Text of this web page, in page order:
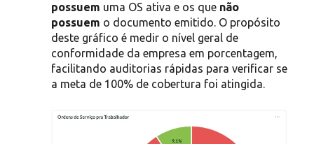
possuem uma OS ativa e os que não
possuem o documento emitido. O propósito
deste gráfico é medir o nível geral de
conformidade da empresa em porcentagem,
facilitando auditorias rápidas para verificar se
a meta de 100% de cobertura foi atingida.